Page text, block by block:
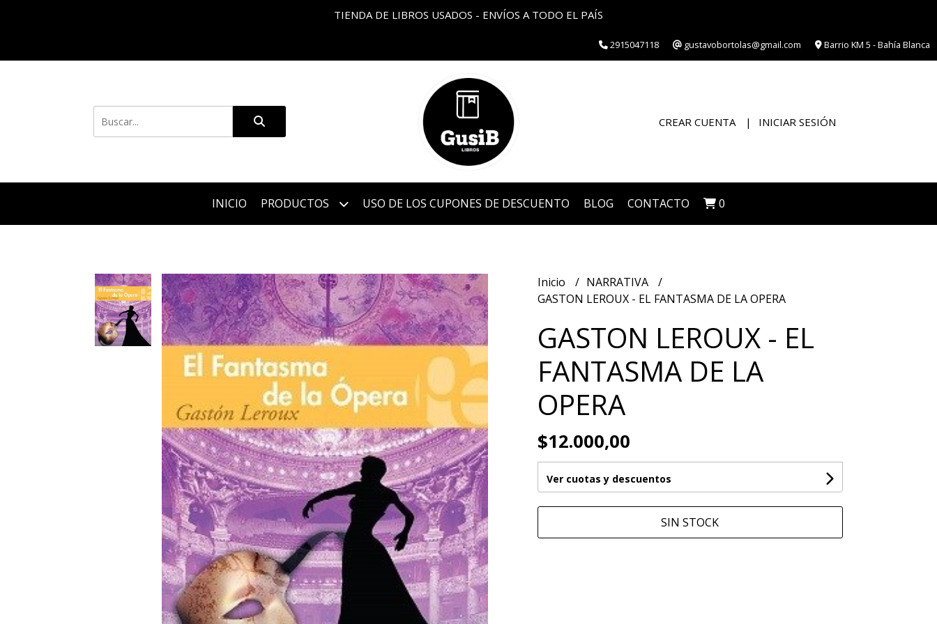
TIENDA DE LIBROS USADOS - ENVÍOS A TODO EL PAÍS
2915047118 gustavobortolas@gmail.com Barrio KM 5 - Bahía Blanca
CREAR CUENTA INICIAR SESIÓN
INICIO PRODUCTOS USO DE LOS CUPONES DE DESCUENTO BLOG CONTACTO 0
Inicio
NARRATIVA
GASTON LEROUX - EL FANTASMA DE LA OPERA
GASTON LEROUX - EL
FANTASMA DE LA
OPERA
$12.000,00
Ver cuotas y descuentos
SIN STOCK